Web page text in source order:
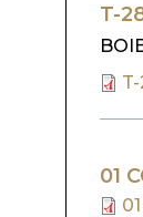
T-
01